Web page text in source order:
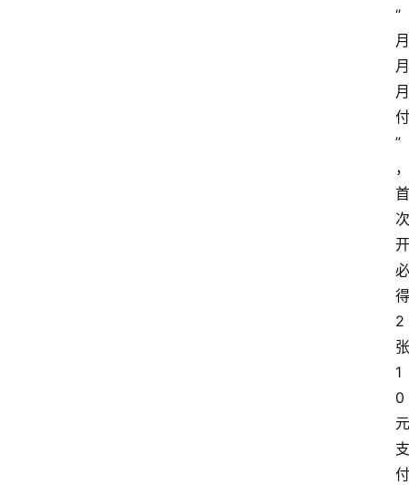
“
月
月
月
付
”
，
首
次
开
必
得
2
张
1
0
元
支
付